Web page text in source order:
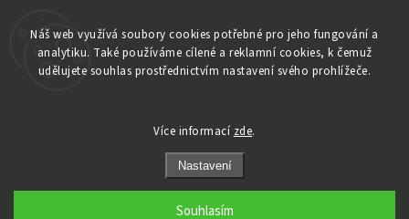
Náš web využívá soubory cookies potřebné pro jeho fungování a
analytiku. Také používáme cílené a reklamní cookies, k čemuž
udělujete souhlas prostřednictvím nastavení svého prohlížeče.
Více informací zde.
Nastavení
Souhlasím
Domů / Degustace /
Champagne Tuesday with Diebolt-
Vallois, by Champagne House